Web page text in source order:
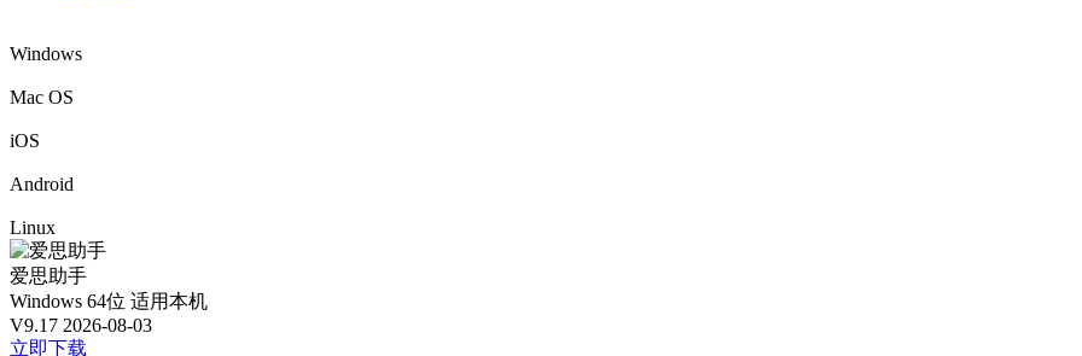
Windows
Mac OS
iOS
Android
Linux
爱思助手
Windows 64位 适用本机
V9.17 2026-08-03
立即下载